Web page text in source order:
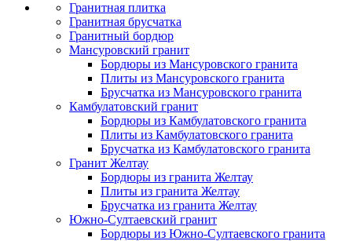
Гранитная плитка
Гранитная брусчатка
Гранитный бордюр
Мансуровский гранит
Бордюры из Мансуровского гранита
Плиты из Мансуровского гранита
Брусчатка из Мансуровского гранита
Камбулатовский гранит
Бордюры из Камбулатовского гранита
Плиты из Камбулатовского гранита
Брусчатка из Камбулатовского гранита
Гранит Желтау
Бордюры из гранита Желтау
Плиты из гранита Желтау
Брусчатка из гранита Желтау
Южно-Султаевский гранит
Бордюры из Южно-Султаевского гранита